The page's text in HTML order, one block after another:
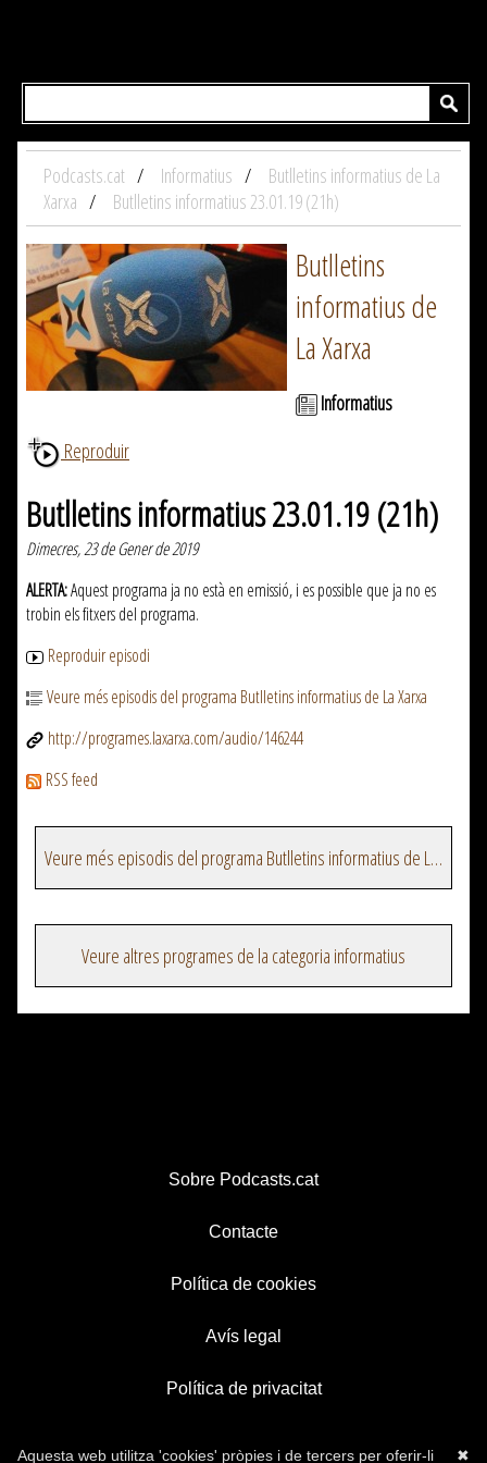
Podcasts.cat Informatius
Butlletins informatius de La
Xarxa
Butlletins informatius 23.01.19 (21h)
Butlletins
informatius de
La Xarxa
Informatius
Reproduir
Butlletins informatius 23.01.19 (21h)
Dimecres, 23 de Gener de 2019
ALERTA:Aquest programa ja no està en emissió, i es possible que ja no es
trobin els fitxers del programa.
Reproduir episodi
Veure més episodis del programa Butlletins informatius de La Xarxa
http://programes.laxarxa.com/audio/146244
RSS feed
Veure més episodis del programa Butlletins informatius de La Xarxa
Veure altres programes de la categoria informatius
Sobre Podcasts.cat
Contacte
Política de cookies
Avís legal
Política de privacitat
✖
Aquesta web utilitza 'cookies' pròpies i de tercers per oferir-li